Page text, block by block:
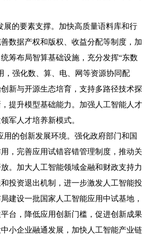
展的要素支撑。加快高质量语料库和行
数据产权和版权、收益分配等制度，加
筹布局智算基础设施，充分发挥“东数
，强化数、算、电、网等资源协同配
新与开源生态培育，支持多路径技术探
提升模型基础能力。加强人工智能人才
军人才培养新模式。
用的创新发展环境。强化政府部门和国
，完善应用试错容错管理制度，推动关
。加大人工智能领域金融和财政支持力
投资退出机制，进一步激发人工智能投
建设一批国家人工智能应用中试基地，
台，降低应用创新门槛，促进创新成果
小企业融通发展，加快人工智能产业链